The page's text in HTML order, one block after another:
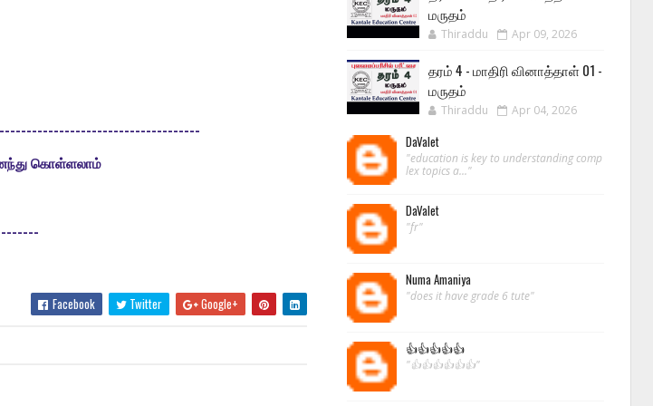
கொள்ளலாம்
Facebook Twitter Google+
மருதம்
Thiraddu Apr 09, 2026
தரம் 4 - மாதிரி வினாத்தாள் 01 -
மருதம்
Thiraddu Apr 04, 2026
DaValet
"education is key to understanding comp
lex topics a..."
DaValet
"fr"
Numa Amaniya
"does it have grade 6 tute"
👍👍👍👍👍
"👍👍👍👍👍👍"